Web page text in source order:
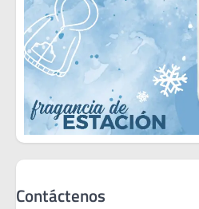
Contáctenos